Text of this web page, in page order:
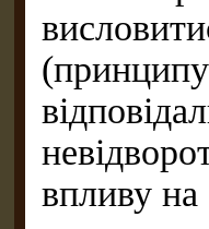
впливу на